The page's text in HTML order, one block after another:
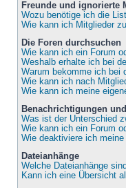
Freunde und ignorierte
Wozu benötige ich die
Wie kann ich Mitglieder
Die Foren durchsuchen
Wie kann ich ein Forum
Weshalb erhalte ich bei
Warum bekomme ich bei
Wie kann ich nach
Wie kann ich meine
Benachrichtigungen
Was ist der Unterschied
Wie kann ich ein Forum
Wie deaktiviere ich
Dateianhänge
Welche Dateianhänge
Kann ich eine Übersicht